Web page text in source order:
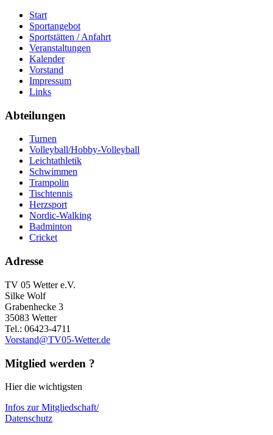
Start
Sportangebot
Sportstätten / Anfahrt
Veranstaltungen
Kalender
Vorstand
Impressum
Links
Abteilungen
Turnen
Volleyball/Hobby-Volleyball
Leichtathletik
Schwimmen
Trampolin
Tischtennis
Herzsport
Nordic-Walking
Badminton
Cricket
Adresse
TV 05 Wetter e.V.
Silke Wolf
Grabenhecke 3
35083 Wetter
Tel.: 06423-4711
Vorstand@TV05-Wetter.de
Mitglied werden ?
Hier die wichtigsten
Infos zur Mitgliedschaft/
Datenschutz